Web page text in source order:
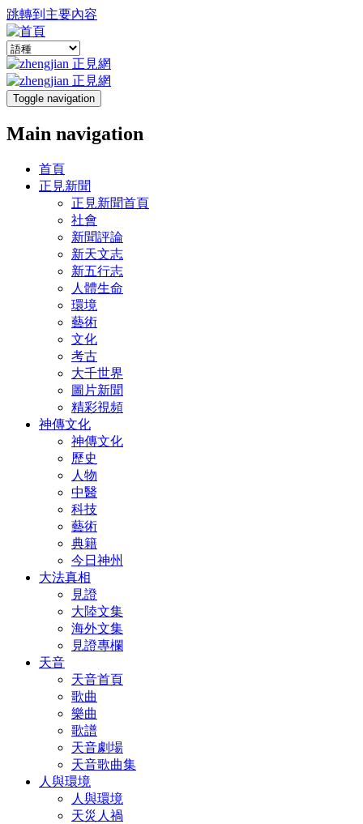
跳轉到主要內容
Toggle navigation
Main navigation
首頁
正見新聞
正見新聞首頁
社會
新聞評論
新天文志
新五行志
人體生命
環境
藝術
文化
考古
大千世界
圖片新聞
精彩視頻
神傳文化
神傳文化
歷史
人物
中醫
科技
藝術
典籍
今日神州
大法真相
見證
大陸文集
海外文集
見證專欄
天音
天音首頁
歌曲
樂曲
歌譜
天音劇場
天音歌曲集
人與環境
人與環境
天災人禍